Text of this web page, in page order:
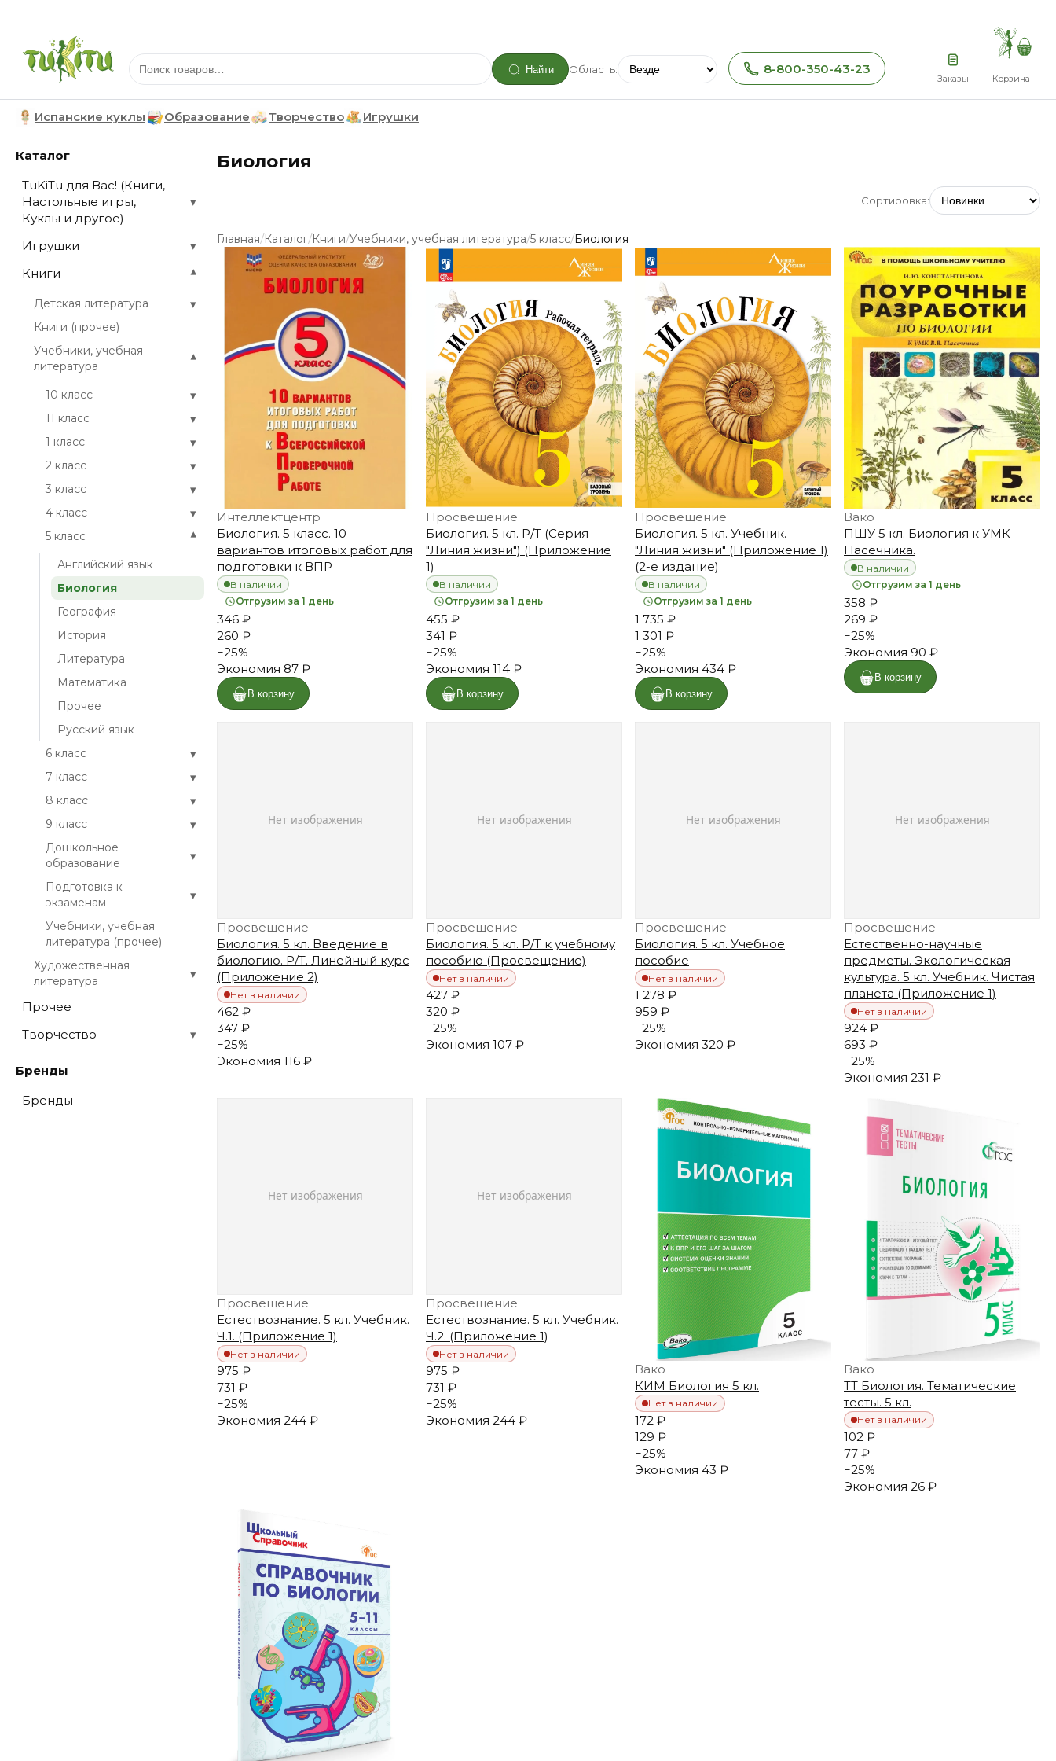
Найти Область: 8-800-350-43-23
Заказы Корзина
Испанские куклы Образование Творчество Игрушки
Каталог
TuKiTu для Вас! (Книги,
Настольные игры,
Куклы и другое)
▾
Игрушки
▾
Книги
▾
Детская литература ▾
Книги (прочее)
Учебники, учебная
литература
▾
10 класс ▾
11 класс ▾
1 класс ▾
2 класс ▾
3 класс ▾
4 класс ▾
5 класс ▾
Английский язык
Биология
География
История
Литература
Математика
Прочее
Русский язык
6 класс
▾
7 класс ▾
8 класс ▾
9 класс ▾
Дошкольное
образование
▾
Подготовка к
экзаменам
▾
Учебники, учебная
литература (прочее)
Художественная
литература
▾
Прочее
Творчество
▾
Бренды
Бренды
Биология
Сортировка:
Главная/Каталог/Книги/Учебники, учебная литература/5 класс/Биология
Интеллектцентр
Биология. 5 класс. 10
вариантов итоговых работ для
подготовки к ВПР
В наличии
Отгрузим за 1 день
346 ₽
260 ₽
−25%
Экономия 87 ₽
В корзину
Просвещение
Биология. 5 кл. Р/Т (Серия
"Линия жизни") (Приложение
1)
В наличии
Отгрузим за 1 день
455 ₽
341 ₽
−25%
Экономия 114 ₽
В корзину
Просвещение
Биология. 5 кл. Учебник.
"Линия жизни" (Приложение 1)
(2-е издание)
В наличии
Отгрузим за 1 день
1 735 ₽
1 301 ₽
−25%
Экономия 434 ₽
В корзину
Вако
ПШУ 5 кл. Биология к УМК
Пасечника.
В наличии
Отгрузим за 1 день
358 ₽
269 ₽
−25%
Экономия 90 ₽
В корзину
Просвещение
Биология. 5 кл. Введение в
биологию. Р/Т. Линейный курс
(Приложение 2)
Нет в наличии
462 ₽
347 ₽
−25%
Экономия 116 ₽
Просвещение
Биология. 5 кл. Р/Т к учебному
пособию (Просвещение)
Нет в наличии
427 ₽
320 ₽
−25%
Экономия 107 ₽
Просвещение
Биология. 5 кл. Учебное
пособие
Нет в наличии
1 278 ₽
959 ₽
−25%
Экономия 320 ₽
Просвещение
Естественно-научные
предметы. Экологическая
культура. 5 кл. Учебник. Чистая
планета (Приложение 1)
Нет в наличии
924 ₽
693 ₽
−25%
Экономия 231 ₽
Просвещение
Естествознание. 5 кл. Учебник.
Ч.1. (Приложение 1)
Нет в наличии
975 ₽
731 ₽
−25%
Экономия 244 ₽
Просвещение
Естествознание. 5 кл. Учебник.
Ч.2. (Приложение 1)
Нет в наличии
975 ₽
731 ₽
−25%
Экономия 244 ₽
Вако
КИМ Биология 5 кл.
Нет в наличии
172 ₽
129 ₽
−25%
Экономия 43 ₽
Вако
ТТ Биология. Тематические
тесты. 5 кл.
Нет в наличии
102 ₽
77 ₽
−25%
Экономия 26 ₽